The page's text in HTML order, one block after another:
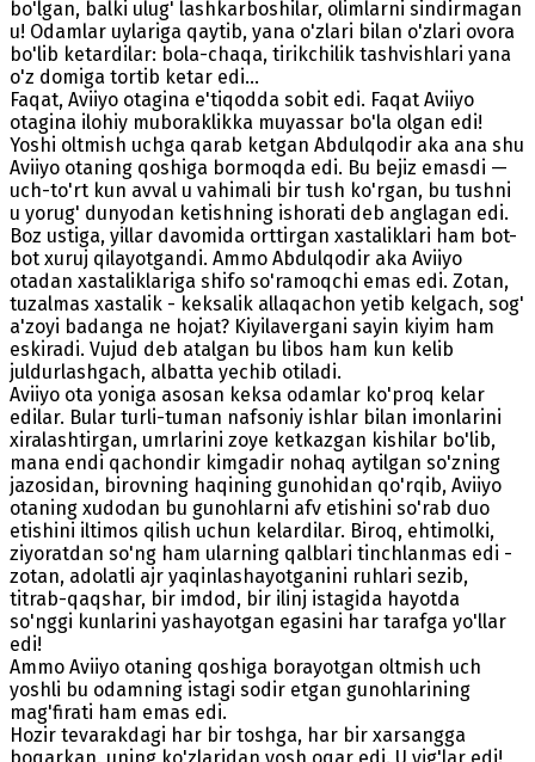
bo'lgan, balki ulug' lashkarboshilar, olimlarni sindirmagan
u! Odamlar uylariga qaytib, yana o'zlari bilan o'zlari ovora
bo'lib ketardilar: bola-chaqa, tirikchilik tashvishlari yana
o'z domiga tortib ketar edi...
Faqat, Aviiyo otagina e'tiqodda sobit edi. Faqat Aviiyo
otagina ilohiy muboraklikka muyassar bo'la olgan edi!
Yoshi oltmish uchga qarab ketgan Abdulqodir aka ana shu
Aviiyo otaning qoshiga bormoqda edi. Bu bejiz emasdi —
uch-to'rt kun avval u vahimali bir tush ko'rgan, bu tushni
u yorug' dunyodan ketishning ishorati deb anglagan edi.
Boz ustiga, yillar davomida orttirgan xastaliklari ham bot-
bot xuruj qilayotgandi. Ammo Abdulqodir aka Aviiyo
otadan xastaliklariga shifo so'ramoqchi emas edi. Zotan,
tuzalmas xastalik - keksalik allaqachon yetib kelgach, sog'
a'zoyi badanga ne hojat? Kiyilavergani sayin kiyim ham
eskiradi. Vujud deb atalgan bu libos ham kun kelib
juldurlashgach, albatta yechib otiladi.
Aviiyo ota yoniga asosan keksa odamlar ko'proq kelar
edilar. Bular turli-tuman nafsoniy ishlar bilan imonlarini
xiralashtirgan, umrlarini zoye ketkazgan kishilar bo'lib,
mana endi qachondir kimgadir nohaq aytilgan so'zning
jazosidan, birovning haqining gunohidan qo'rqib, Aviiyo
otaning xudodan bu gunohlarni afv etishini so'rab duo
etishini iltimos qilish uchun kelardilar. Biroq, ehtimolki,
ziyoratdan so'ng ham ularning qalblari tinchlanmas edi -
zotan, adolatli ajr yaqinlashayotganini ruhlari sezib,
titrab-qaqshar, bir imdod, bir ilinj istagida hayotda
so'nggi kunlarini yashayotgan egasini har tarafga yo'llar
edi!
Ammo Aviiyo otaning qoshiga borayotgan oltmish uch
yoshli bu odamning istagi sodir etgan gunohlarining
mag'firati ham emas edi.
Hozir tevarakdagi har bir toshga, har bir xarsangga
boqarkan, uning ko'zlaridan yosh oqar edi. U yig'lar edi!